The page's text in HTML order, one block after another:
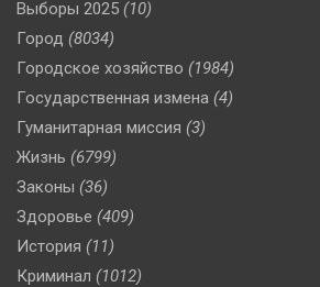
Выборы 2025 (10)
Город (8034)
Городское хозяйство (1984)
Государственная измена (4)
Гуманитарная миссия (3)
Жизнь (6799)
Законы (36)
Здоровье (409)
История (11)
Криминал (1012)